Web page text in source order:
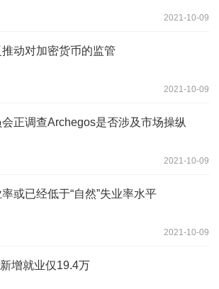
2021-10-09
动对加密货币的监管
2021-10-09
正调查Archegos是否涉及市场操纵
2021-10-09
或已经低于“自然”失业率水平
2021-10-09
增就业仅19.4万